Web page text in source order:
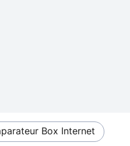
Box Internet